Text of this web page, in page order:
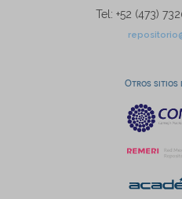
Tel: +52 (473)
Otros sitios